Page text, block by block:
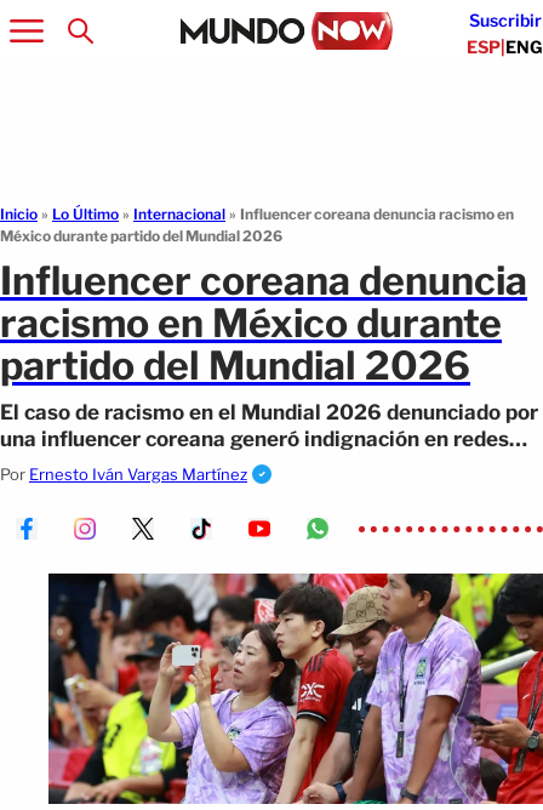
Suscribir
ESP|ENG
Inicio » Lo Último » Internacional » Influencer coreana denuncia racismo en
México durante partido del Mundial 2026
Influencer coreana denuncia
racismo en México durante
partido del Mundial 2026
El caso de racismo en el Mundial 2026 denunciado por
una influencer coreana generó indignación en redes
sociales.
Por Ernesto Iván Vargas Martínez